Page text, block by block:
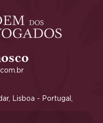
Lisboa - Portugal,